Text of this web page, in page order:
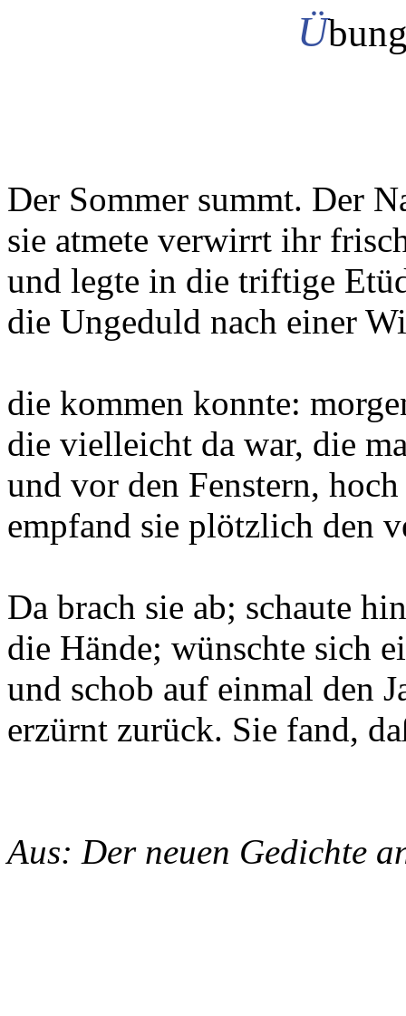
Ü
Der Sommer summt. Der
sie atmete verwirrt ihr
und legte in die triftige
die Ungeduld nach einer
die kommen konnte:
die vielleicht da war, die
und vor den Fenstern,
empfand sie plötzlich den
Da brach sie ab; schaute
die Hände; wünschte sich
und schob auf einmal den
erzürnt zurück. Sie fand,
Aus: Der neuen Gedichte